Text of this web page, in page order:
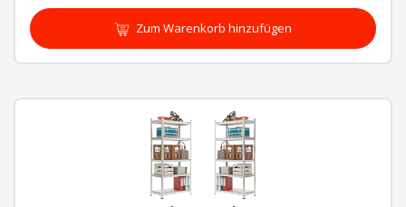
Zum Warenkorb hinzufügen